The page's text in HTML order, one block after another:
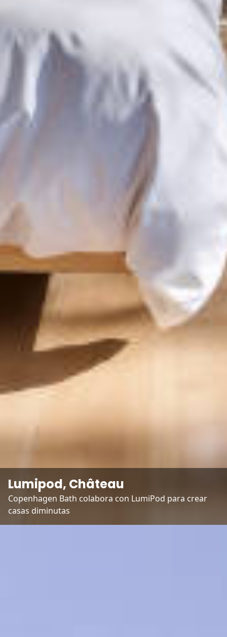
Lumipod, Château
Copenhagen Bath colabora con LumiPod para crear
casas diminutas